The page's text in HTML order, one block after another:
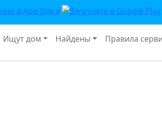
Ищут дом Найдены Правила